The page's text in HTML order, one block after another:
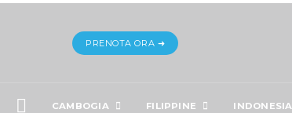
PRENOTA ORA ➜
CAMBOGIA FILIPPINE INDONESIA